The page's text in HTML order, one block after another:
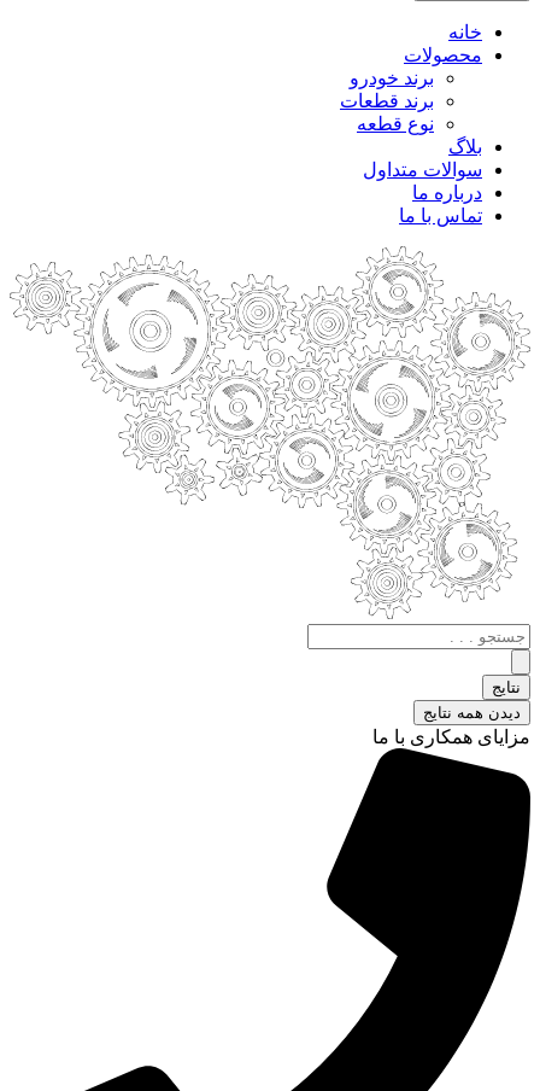
خانه
محصولات
برند خودرو
برند قطعات
نوع قطعه
بلاگ
سوالات متداول
درباره ما
تماس با ما
جستجو
.
.
.
نتایج
دیدن همه نتایج
مزایای همکاری با ما